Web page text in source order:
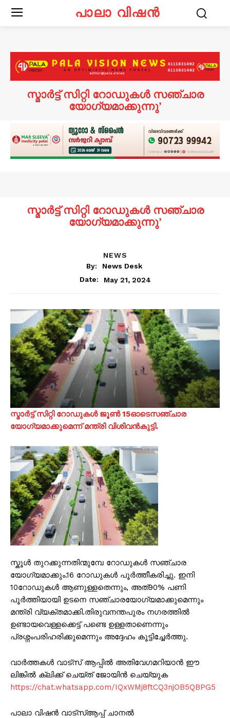
പാലാ വിഷൻ
സ്മാർട്ട് സിറ്റി റോഡുകൾ സഞ്ചാര
യോഗ്യമാക്കുന്നു’
സ്മാർട്ട് സിറ്റി റോഡുകൾ സഞ്ചാര
യോഗ്യമാക്കുന്നു’
NEWS
By:
News Desk
Date:
May 21, 2024
സ്മാർട്ട് സിറ്റി റോഡുകൾ ജൂൺ 15ഓടെസഞ്ചാര
യോഗ്യമാക്കുമെന്ന് മന്ത്രി വിശിവൻകുട്ടി.
സ്കൂൾ തുറക്കുന്നതിന്മുമ്പേ റോഡുകൾ സഞ്ചാര
യോഗ്യമാക്കും.16 റോഡുകൾ പൂർത്തീകരിച്ചു. ഇനി
10റോഡുകൾ ആണുള്ളതെന്നും, അത്90% പണി
പൂർത്തിയായി ഉടനെ സഞ്ചാരയോഗ്യമാക്കുമെന്നും
മന്ത്രി വ്യക്തമാക്കി.തിരുവനന്തപുരം നഗരത്തിൽ
ഉണ്ടായവെള്ളക്കെട്ട് പണ്ടെ ഉള്ളതാണെന്നും
പ്രശ്നംപരിഹരിക്കുമെന്നും അദ്ദേഹം കൂട്ടിച്ചേർത്തു.
വാർത്തകൾ വാട്സ് ആപ്പിൽ അതിവേഗമറിയാൻ ഈ
ലിങ്കിൽ ക്ലിക്ക് ചെയ്ത് ജോയിൻ ചെയ്യുക
https://chat.whatsapp.com/IQxWMj8ftCQ3njOB5QBPG5
പാലാ വിഷൻ വാട്സ്ആപ്പ് ചാനൽ